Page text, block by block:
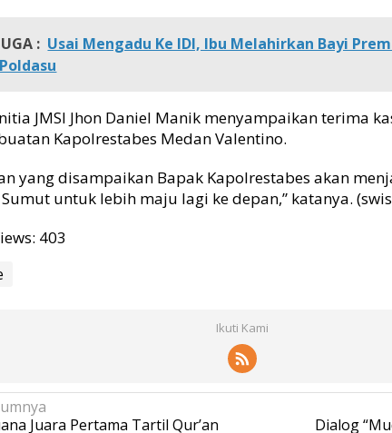
: Usai Mengadu Ke IDI, Ibu Melahirkan Bayi
JMSI Jhon Daniel Manik menyampaikan terima
Kapolrestabes Medan Valentino.
yang disampaikan Bapak Kapolrestabes akan
Sumut untuk lebih maju lagi ke depan,” katanya.
403
Ikuti Kami
Juara Pertama Tartil Qur’an
Dialog